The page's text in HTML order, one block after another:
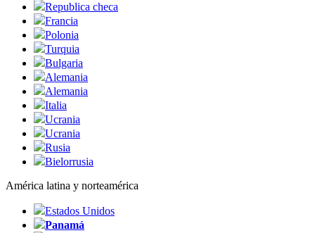
Republica checa
Francia
Polonia
Turquia
Bulgaria
Alemania
Alemania
Italia
Ucrania
Ucrania
Rusia
Bielorrusia
América latina y norteamérica
Estados Unidos
Panamá